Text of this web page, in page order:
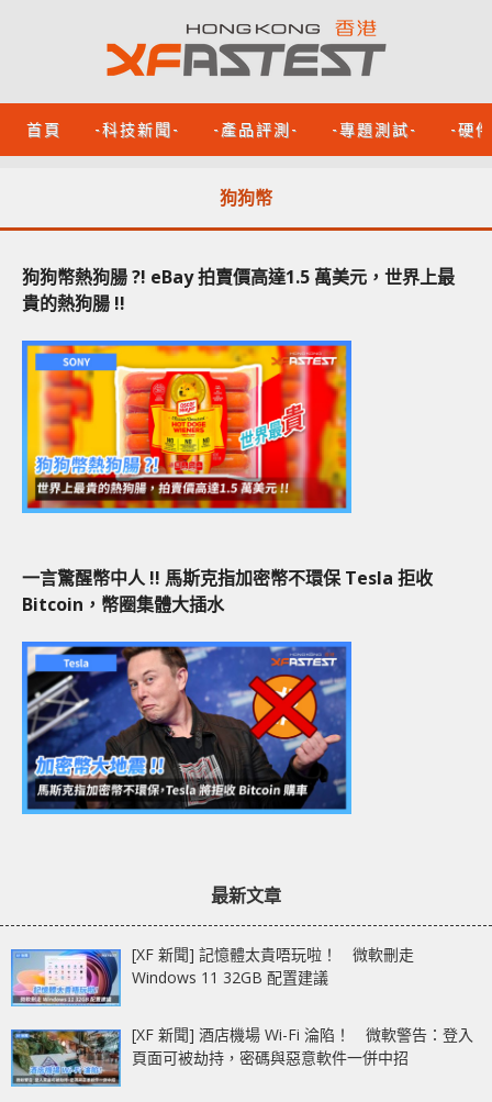
首頁 -科技新聞- -產品評測- -專題測試- -硬
狗狗幣
狗狗幣熱狗腸 ?! eBay 拍賣價高達1.5 萬美元，世界上最
貴的熱狗腸 !!
一言驚醒幣中人 !! 馬斯克指加密幣不環保 Tesla 拒收
Bitcoin，幣圈集體大插水
最新文章
[XF 新聞] 記憶體太貴唔玩啦！ 微軟刪走
Windows 11 32GB 配置建議
[XF 新聞] 酒店機場 Wi-Fi 淪陷！ 微軟警告：登入
頁面可被劫持，密碼與惡意軟件一併中招